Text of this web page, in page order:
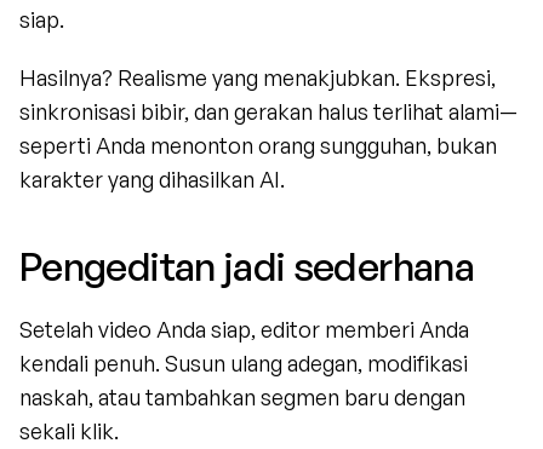
siap.
Hasilnya? Realisme yang menakjubkan. Ekspresi,
sinkronisasi bibir, dan gerakan halus terlihat alami—
seperti Anda menonton orang sungguhan, bukan
karakter yang dihasilkan AI.
Pengeditan jadi sederhana
Setelah video Anda siap, editor memberi Anda
kendali penuh. Susun ulang adegan, modifikasi
naskah, atau tambahkan segmen baru dengan
sekali klik.